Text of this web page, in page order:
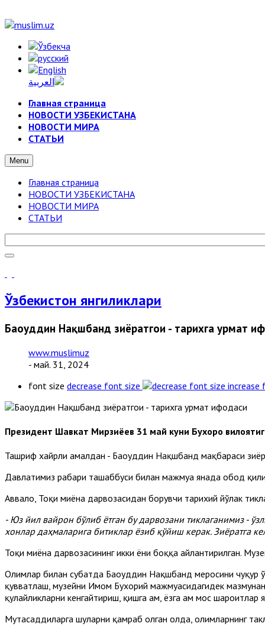
Главная страница
НОВОСТИ УЗБЕКИСТАНА
НОВОСТИ МИРА
СТАТЬИ
Menu
Главная страница
НОВОСТИ УЗБЕКИСТАНА
НОВОСТИ МИРА
СТАТЬИ
Ўзбекистон янгиликлари
Баҳоуддин Нақшбанд зиёратгоҳи - тарихга ҳурмат
www.muslimuz
- май. 31, 2024
font size decrease font size increase
Президент Шавкат Мирзиёев 31 май куни Бухоро
Ташриф хайрли амалдан - Баҳоуддин Нақшбанд мақбараси
Давлатимиз раҳбари ташаббуси билан мажмуа янада обод
Аввало, Тоқи миёна дарвозасидан борувчи тарихий йўлак
- Юз йил вайрон бўлиб ётган бу дарвозани тиклаганимиз -
хонлар даҳмаларига битиклар ёзиб қўйиш керак. Зиёратга
Тоқи миёна дарвозасининг икки ёни боққа айлантирилган.
Олимлар билан суҳбатда Баҳоуддин Нақшбанд меросини
қувватлаш, музейни Имом Бухорий мажмуасидагидек
қулайликларни кенгайтириш, қишга ҳам, ёзга ҳам мос
Мутасаддиларга шуларни қамраб олган ҳолда, олимларнинг